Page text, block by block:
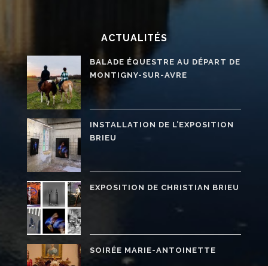
ACTUALITÉS
BALADE ÉQUESTRE AU DÉPART DE
MONTIGNY-SUR-AVRE
INSTALLATION DE L’EXPOSITION
BRIEU
EXPOSITION DE CHRISTIAN BRIEU
SOIRÉE MARIE-ANTOINETTE